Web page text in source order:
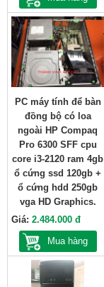
PC máy tính để bàn
đồng bộ có loa
ngoài HP Compaq
Pro 6300 SFF cpu
core i3-2120 ram 4gb
ổ cứng ssd 120gb +
ổ cứng hdd 250gb
vga HD Graphics.
Giá: 2.484.000 đ
Mua hàng